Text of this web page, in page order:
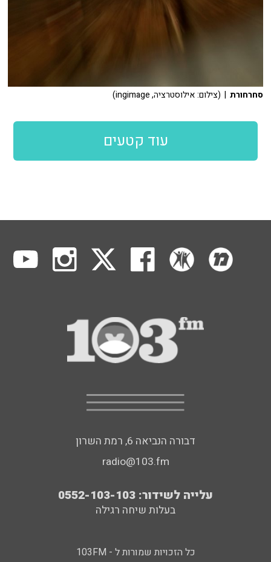
סחרחורת | (צילום: אילוסטרציה, ingimage)
עוד קטעים
דבורה הנביאה 6, רמת השרון
radio@103.fm
עלייה לשידור: 0552-103-103
בעלות שיחה רגילה
כל הזכויות שמורות ל - 103FM